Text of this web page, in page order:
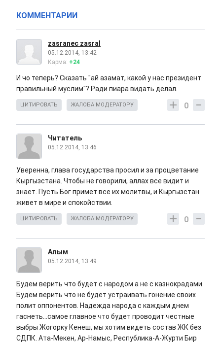
КОММЕНТАРИИ
zasranec zasral
05.12.2014, 13:42
Карма: +24
И чо теперь? Сказать "ай азамат, какой у нас президент
правильный муслим"? Ради пиара видать делал.
0
ЦИТИРОВАТЬ ЖАЛОБА МОДЕРАТОРУ
Читатель
05.12.2014, 13:46
Уверенна, глава государства просил и за процветание
Кыргызстана. Чтобы не говорили, аллах все видит и
знает. Пусть Бог примет все их молитвы, и Кыргызстан
живет в мире и спокойствии.
0
ЦИТИРОВАТЬ ЖАЛОБА МОДЕРАТОРУ
Алым
05.12.2014, 13:49
Будем верить что будет с народом а не с казнокрадами.
Будем верить что не будет устраивать гонение своих
полит оппонентов. Надежда народа с каждым днем
гаснеть...самое главное что будет проводит честные
выбры Жогорку Кенеш, мы хотим видеть состав ЖК без
СДПК. Ата-Мекен, Ар-Намыс, Республика-А-Журти Бир